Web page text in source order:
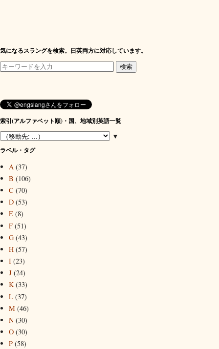
気になるスラングを検索。日英両方に対応しています。
索引(アルファベット順)・国、地域別英語一覧
▼
ラベル・タグ
A (37)
B (106)
C (70)
D (53)
E (8)
F (51)
G (43)
H (57)
I (23)
J (24)
K (33)
L (37)
M (46)
N (30)
O (30)
P (58)